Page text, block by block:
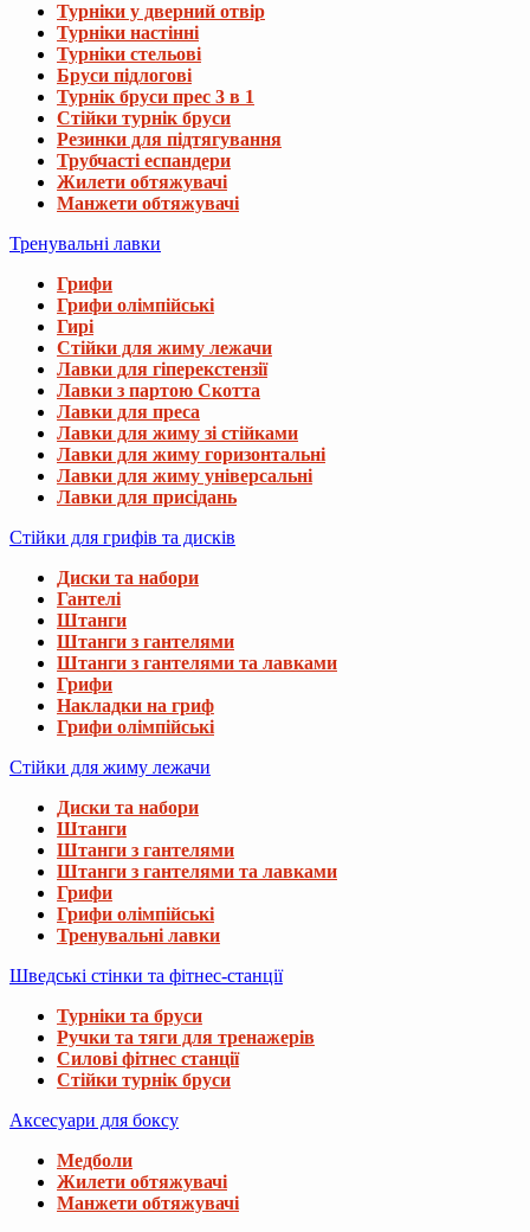
Турніки у дверний отвір
Турніки настінні
Турніки стельові
Бруси підлогові
Турнік бруси прес 3 в 1
Стійки турнік бруси
Резинки для підтягування
Трубчасті еспандери
Жилети обтяжувачі
Манжети обтяжувачі
Тренувальні лавки
Грифи
Грифи олімпійські
Гирі
Стійки для жиму лежачи
Лавки для гіперекстензії
Лавки з партою Скотта
Лавки для преса
Лавки для жиму зі стійками
Лавки для жиму горизонтальні
Лавки для жиму універсальні
Лавки для присідань
Стійки для грифів та дисків
Диски та набори
Гантелі
Штанги
Штанги з гантелями
Штанги з гантелями та лавками
Грифи
Накладки на гриф
Грифи олімпійські
Стійки для жиму лежачи
Диски та набори
Штанги
Штанги з гантелями
Штанги з гантелями та лавками
Грифи
Грифи олімпійські
Тренувальні лавки
Шведські стінки та фітнес-станції
Турніки та бруси
Ручки та тяги для тренажерів
Силові фітнес станції
Стійки турнік бруси
Аксесуари для боксу
Медболи
Жилети обтяжувачі
Манжети обтяжувачі